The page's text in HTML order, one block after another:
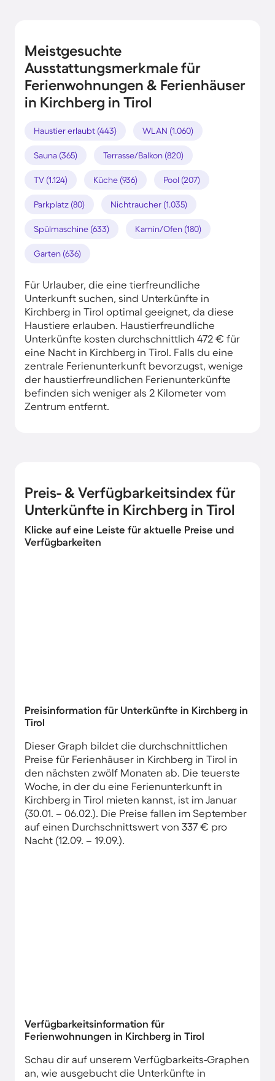
Meistgesuchte
Ausstattungsmerkmale für
Ferienwohnungen & Ferienhäuser
in Kirchberg in Tirol
Haustier erlaubt (443) WLAN (1.060)
Sauna (365) Terrasse/Balkon (820)
TV (1.124) Küche (936) Pool (207)
Parkplatz (80) Nichtraucher (1.035)
Spülmaschine (633) Kamin/Ofen (180)
Garten (636)
Für Urlauber, die eine tierfreundliche
Unterkunft suchen, sind Unterkünfte in
Kirchberg in Tirol optimal geeignet, da diese
Haustiere erlauben. Haustierfreundliche
Unterkünfte kosten durchschnittlich 472 € für
eine Nacht in Kirchberg in Tirol. Falls du eine
zentrale Ferienunterkunft bevorzugst, wenige
der haustierfreundlichen Ferienunterkünfte
befinden sich weniger als 2 Kilometer vom
Zentrum entfernt.
Preis- & Verfügbarkeitsindex für
Unterkünfte in Kirchberg in Tirol
Klicke auf eine Leiste für aktuelle Preise und
Verfügbarkeiten
Preisinformation für Unterkünfte in Kirchberg in
Tirol
Dieser Graph bildet die durchschnittlichen
Preise für Ferienhäuser in Kirchberg in Tirol in
den nächsten zwölf Monaten ab. Die teuerste
Woche, in der du eine Ferienunterkunft in
Kirchberg in Tirol mieten kannst, ist im Januar
(30.01. – 06.02.). Die Preise fallen im September
auf einen Durchschnittswert von 337 € pro
Nacht (12.09. – 19.09.).
Verfügbarkeitsinformation für
Ferienwohnungen in Kirchberg in Tirol
Schau dir auf unserem Verfügbarkeits-Graphen
an, wie ausgebucht die Unterkünfte in